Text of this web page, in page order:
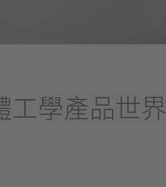
工學產品世界